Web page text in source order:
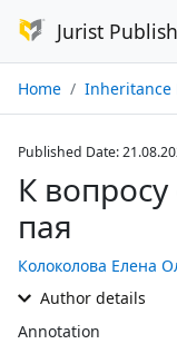
Jurist
Home Inheritance Law №
Published Date:
К
пая
Колоколова Елена
Author details
Annotation